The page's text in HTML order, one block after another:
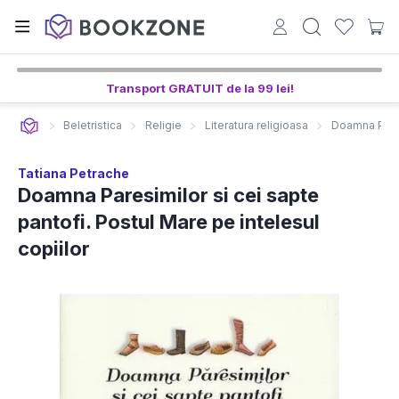
Transport GRATUIT de la 99 lei!
Beletristica Religie Literatura religioasa Doamna
Tatiana Petrache
Doamna Paresimilor si cei sapte
pantofi. Postul Mare pe intelesul
copiilor